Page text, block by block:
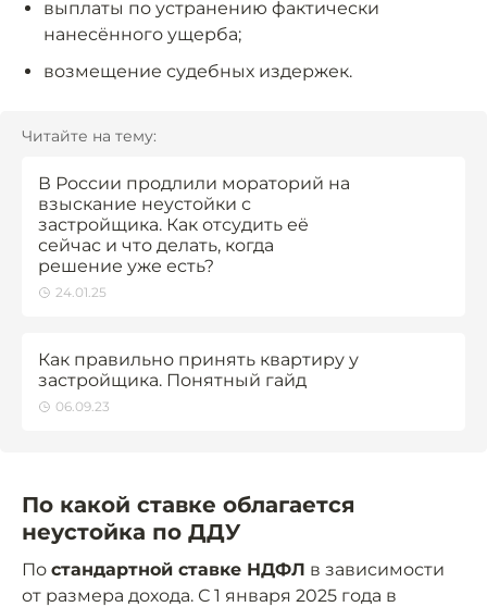
выплаты по устранению фактически
нанесённого ущерба;
возмещение судебных издержек.
Читайте на тему:
В России продлили мораторий на
взыскание неустойки с
застройщика. Как отсудить её
сейчас и что делать, когда
решение уже есть?
24.01.25
Как правильно принять квартиру у
застройщика. Понятный гайд
06.09.23
По какой ставке облагается
неустойка по ДДУ
По стандартной ставке НДФЛ в зависимости
от размера дохода. С 1 января 2025 года в